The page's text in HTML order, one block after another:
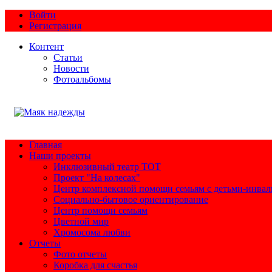
Войти
Регистрация
Контент
Статьи
Новости
Фотоальбомы
Главная
Наши проекты
Инклюзивный театр ТОТ
Проект "На колесах"
Центр комплексной помощи семьям с детьми-
Социально-бытовое ориентирование
Центр помощи семьям
Цветной мир
Хромосома любви
Отчеты
Фото отчеты
Коробка для счастья